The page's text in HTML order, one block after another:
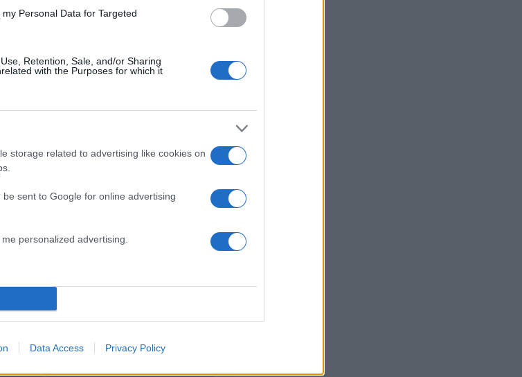
Personal Data for Targeted
Retention, Sale, and/or Sharing
with the Purposes for which it
storage related to advertising like cookies on
sent to Google for online advertising
personalized advertising.
Data Access Privacy Policy
εδώ
50 /50
σχολίου